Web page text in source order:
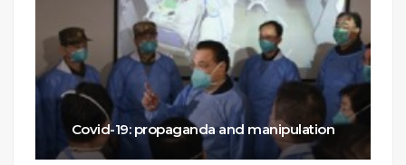
Covid-19: propaganda and manipulation